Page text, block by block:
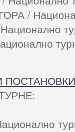
/
ПОСТАНОВКИ